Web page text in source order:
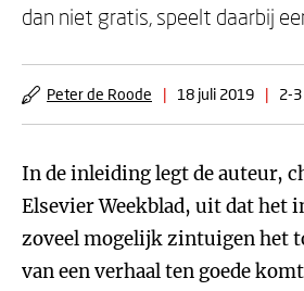
dan niet gratis, speelt daarbij
Peter de Roode | 18 juli 2019 | 2-
In de inleiding legt de auteur,
Elsevier Weekblad, uit dat het
zoveel mogelijk zintuigen het
van een verhaal ten goede